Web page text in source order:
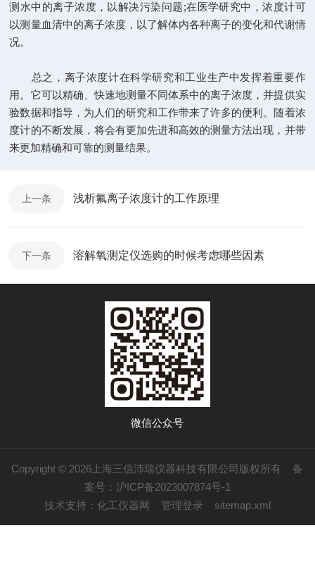
测水中的离子浓度，以解决污染问题;在医学研究中，浓度计可
以测量血清中的离子浓度，以了解体内各种离子的变化和代谢情
况。
总之，离子浓度计在科学研究和工业生产中发挥着重要作
用。它可以精确、快速地测量不同体系中的离子浓度，并提供实
验数据和指导，为人们的研究和工作带来了许多的便利。随着浓
度计的不断发展，将会有更加先进和高效的测量方法出现，并带
来更加精确和可靠的测量结果。
上一条 浅析氟离子浓度计的工作原理
下一条 溶解氧测定仪选购的时候考虑哪些因素
微信公众号
Copyright © 2026上海三信沛瑞仪器科技有限公司版权所有 备
案号：沪ICP备2023007874号-1
技术支持： 化工仪器网 管理登录 sitemap.xml